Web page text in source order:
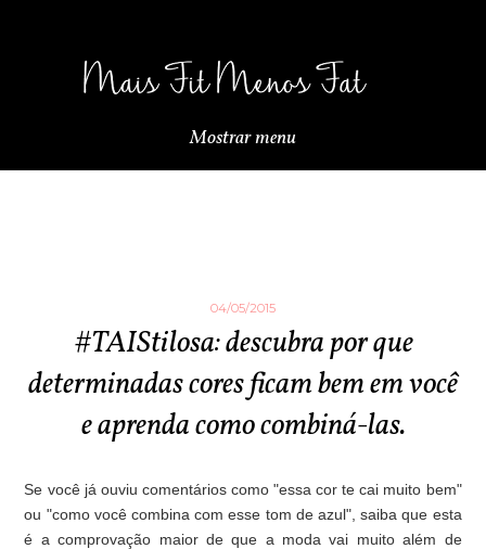
Mostrar menu
04/05/2015
#TAIStilosa: descubra por que
determinadas cores ficam bem em você
e aprenda como combiná-las.
Se você já ouviu comentários como "essa cor te cai muito bem"
ou "como você combina com esse tom de azul", saiba que esta
é a comprovação maior de que a moda vai muito além de